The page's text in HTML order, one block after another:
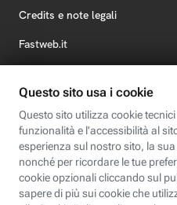
Credits e note legali
Fastweb.it
Fastweb Digital Academy
STEP FuturAbility District